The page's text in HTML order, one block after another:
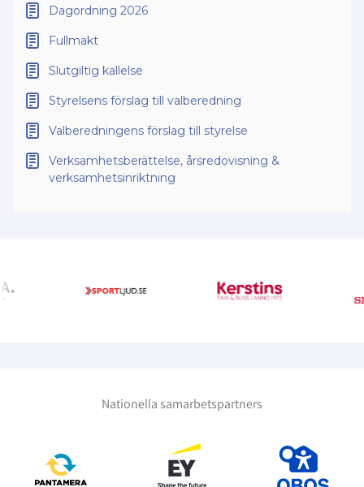
Dagordning 2026
Fullmakt
Slutgiltig kallelse
Styrelsens förslag till valberedning
Valberedningens förslag till styrelse
Verksamhetsberättelse, årsredovisning &
verksamhetsinriktning
Nationella samarbetspartners